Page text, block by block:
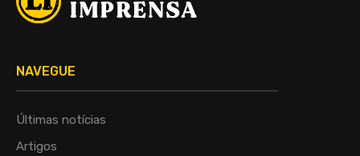
NAVEGUE
Últimas notícias
Artigos